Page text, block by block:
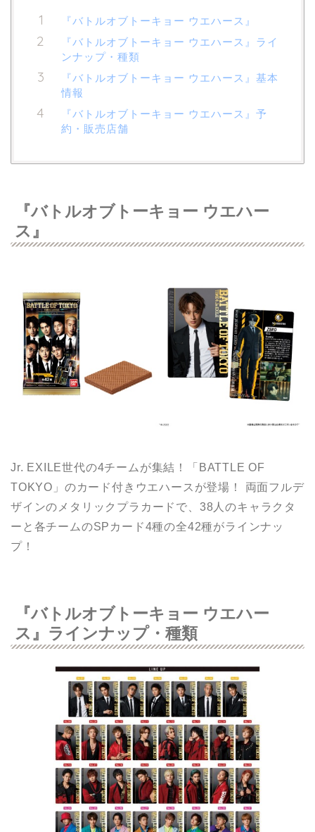
『バトルオブトーキョー ウエハース』
『バトルオブトーキョー ウエハース』ライ
ンナップ・種類
『バトルオブトーキョー ウエハース』基本
情報
『バトルオブトーキョー ウエハース』予
約・販売店舗
『バトルオブトーキョー ウエハー
ス』
Jr. EXILE世代の4チームが集結！「BATTLE OF
TOKYO」のカード付きウエハースが登場！ 両面フルデ
ザインのメタリックプラカードで、38人のキャラクタ
ーと各チームのSPカード4種の全42種がラインナッ
プ！
『バトルオブトーキョー ウエハー
ス』ラインナップ・種類